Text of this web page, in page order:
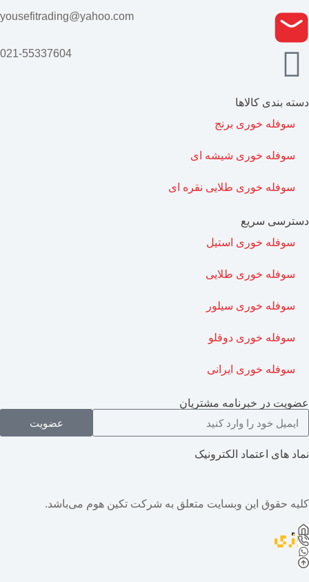
yousefitrading@yahoo.com
021-55337604
دسته بندی کالاها
سوفله خوری برنج
سوفله خوری شیشه ای
سوفله خوری طلایی نقره ای
دسترسی سریع
سوفله خوری استیل
سوفله خوری طلایی
سوفله خوری سیلور
سوفله خوری دوقلو
سوفله خوری ایرانی
عضویت در خبرنامه مشتریان
عضویت
نماد های اعتماد الکترونیک
کلیه حقوق این وبسایت متعلق به شرکت تکین هوم می‌باشد.